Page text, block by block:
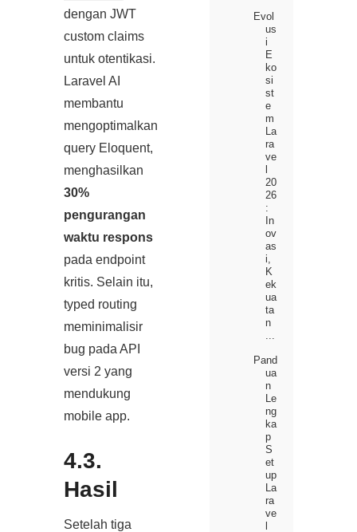
dengan JWT
custom claims
untuk otentikasi.
Laravel AI
membantu
mengoptimalkan
query Eloquent,
menghasilkan
30%
pengurangan
waktu respons
pada endpoint
kritis. Selain itu,
typed routing
meminimalisir
bug pada API
versi 2 yang
mendukung
mobile app.
4.3.
Hasil
Setelah tiga
Evol
us
i
E
ko
si
st
e
m
La
ra
ve
20
26
:
In
ov
as
i,
K
ek
ua
ta
n
Pand
ua
n
Le
ng
ka
p
S
et
up
La
ra
ve